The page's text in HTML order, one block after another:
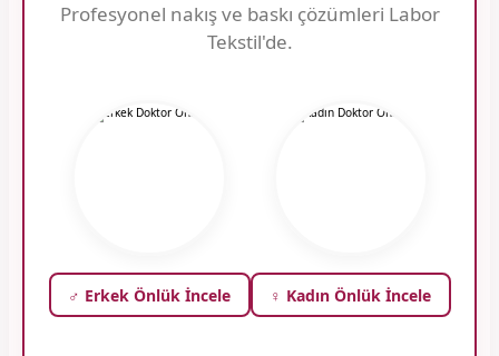
Profesyonel nakış ve baskı çözümleri Labor
Tekstil'de.
♂️ Erkek Önlük İncele ♀️ Kadın Önlük İncele